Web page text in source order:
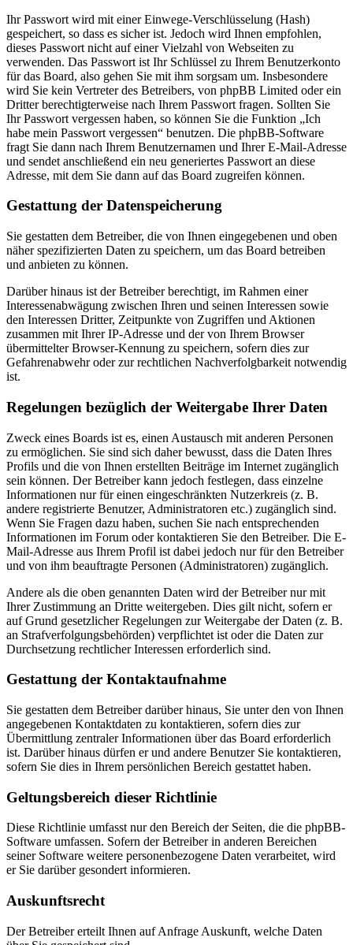
Ihr Passwort wird mit einer Einwege-Verschlüsselung (Hash)
gespeichert, so dass es sicher ist. Jedoch wird Ihnen empfohlen,
dieses Passwort nicht auf einer Vielzahl von Webseiten zu
verwenden. Das Passwort ist Ihr Schlüssel zu Ihrem Benutzerkonto
für das Board, also gehen Sie mit ihm sorgsam um. Insbesondere
wird Sie kein Vertreter des Betreibers, von phpBB Limited oder ein
Dritter berechtigterweise nach Ihrem Passwort fragen. Sollten Sie
Ihr Passwort vergessen haben, so können Sie die Funktion „Ich
habe mein Passwort vergessen“ benutzen. Die phpBB-Software
fragt Sie dann nach Ihrem Benutzernamen und Ihrer E-Mail-Adresse
und sendet anschließend ein neu generiertes Passwort an diese
Adresse, mit dem Sie dann auf das Board zugreifen können.
Gestattung der Datenspeicherung
Sie gestatten dem Betreiber, die von Ihnen eingegebenen und oben
näher spezifizierten Daten zu speichern, um das Board betreiben
und anbieten zu können.
Darüber hinaus ist der Betreiber berechtigt, im Rahmen einer
Interessenabwägung zwischen Ihren und seinen Interessen sowie
den Interessen Dritter, Zeitpunkte von Zugriffen und Aktionen
zusammen mit Ihrer IP-Adresse und der von Ihrem Browser
übermittelter Browser-Kennung zu speichern, sofern dies zur
Gefahrenabwehr oder zur rechtlichen Nachverfolgbarkeit notwendig
ist.
Regelungen bezüglich der Weitergabe Ihrer Daten
Zweck eines Boards ist es, einen Austausch mit anderen Personen
zu ermöglichen. Sie sind sich daher bewusst, dass die Daten Ihres
Profils und die von Ihnen erstellten Beiträge im Internet zugänglich
sein können. Der Betreiber kann jedoch festlegen, dass einzelne
Informationen nur für einen eingeschränkten Nutzerkreis (z. B.
andere registrierte Benutzer, Administratoren etc.) zugänglich sind.
Wenn Sie Fragen dazu haben, suchen Sie nach entsprechenden
Informationen im Forum oder kontaktieren Sie den Betreiber. Die E-
Mail-Adresse aus Ihrem Profil ist dabei jedoch nur für den Betreiber
und von ihm beauftragte Personen (Administratoren) zugänglich.
Andere als die oben genannten Daten wird der Betreiber nur mit
Ihrer Zustimmung an Dritte weitergeben. Dies gilt nicht, sofern er
auf Grund gesetzlicher Regelungen zur Weitergabe der Daten (z. B.
an Strafverfolgungsbehörden) verpflichtet ist oder die Daten zur
Durchsetzung rechtlicher Interessen erforderlich sind.
Gestattung der Kontaktaufnahme
Sie gestatten dem Betreiber darüber hinaus, Sie unter den von Ihnen
angegebenen Kontaktdaten zu kontaktieren, sofern dies zur
Übermittlung zentraler Informationen über das Board erforderlich
ist. Darüber hinaus dürfen er und andere Benutzer Sie kontaktieren,
sofern Sie dies in Ihrem persönlichen Bereich gestattet haben.
Geltungsbereich dieser Richtlinie
Diese Richtlinie umfasst nur den Bereich der Seiten, die die phpBB-
Software umfassen. Sofern der Betreiber in anderen Bereichen
seiner Software weitere personenbezogene Daten verarbeitet, wird
er Sie darüber gesondert informieren.
Auskunftsrecht
Der Betreiber erteilt Ihnen auf Anfrage Auskunft, welche Daten